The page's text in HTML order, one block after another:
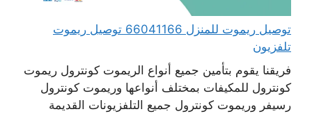
توصيل ريموت للمنزل 66041166 توصيل ريموت
تلفزيون
فريقنا يقوم بتأمين جميع أنواع الريموت كونترول ريموت
كونترول للمكيفات بمختلف أنواعها وريموت كونترول
رسيفر وريموت كونترول جميع التلفزيونات القديمة